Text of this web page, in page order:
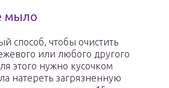
мыло
способ, чтобы очистить
или любого другого
этого нужно кусочком
натереть загрязненную